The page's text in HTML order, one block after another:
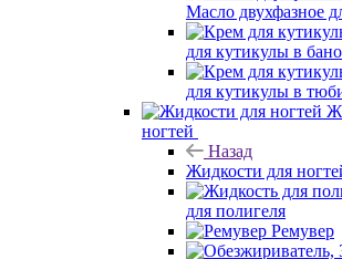
Масло двухфазное
для кутикулы в
для кутикулы в
ногтей
Назад
Жидкости для
для полигеля
Ремувер